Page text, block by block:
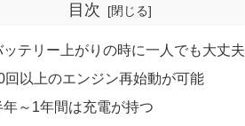
目次
ッテリー上がりの時に一人でも大丈夫
回以上のエンジン再始動が可能
年～1年間は充電が持つ